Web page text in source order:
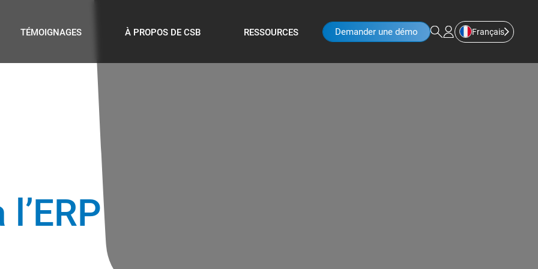
TÉMOIGNAGES À PROPOS DE CSB RESSOURCES Demander une démo Français